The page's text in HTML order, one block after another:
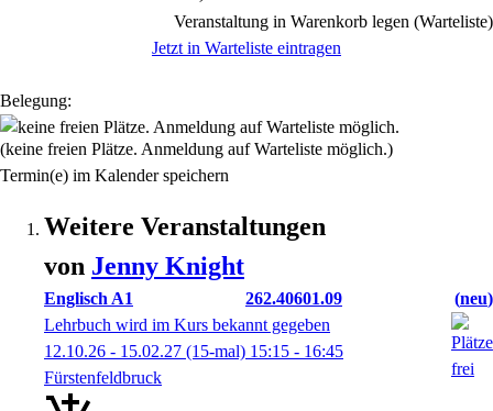
Veranstaltung in Warenkorb legen (Warteliste)
Jetzt in Warteliste eintragen
Belegung:
(keine freien Plätze. Anmeldung auf Warteliste möglich.)
Termin(e) im Kalender speichern
Weitere Veranstaltungen
von Jenny Knight
Englisch A1 262.40601.09
neu
Lehrbuch wird im Kurs bekannt gegeben
12.10.26 - 15.02.27 (15-mal) 15:15 - 16:45
Fürstenfeldbruck